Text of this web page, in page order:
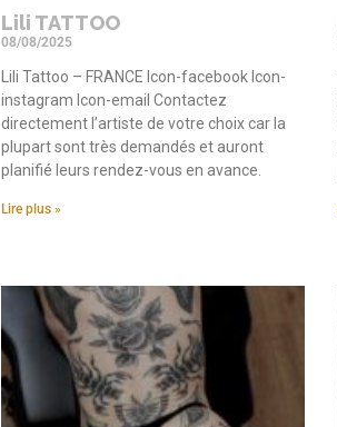
Lili TATTOO
08/08/2025
Lili Tattoo – FRANCE Icon-facebook Icon-
instagram Icon-email Contactez
directement l’artiste de votre choix car la
plupart sont très demandés et auront
planifié leurs rendez-vous en avance.
Lire plus »